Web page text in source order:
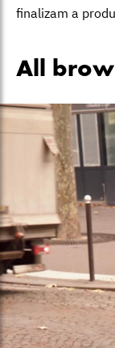
finalizam a
All